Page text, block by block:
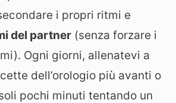
i propri ritmi e
del partner (senza forzare i
Ogni giorni, allenatevi a
dell’orologio più avanti o
pochi minuti tentando un